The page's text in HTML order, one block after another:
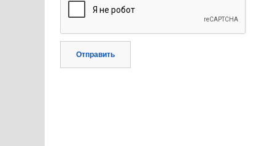
Отправить